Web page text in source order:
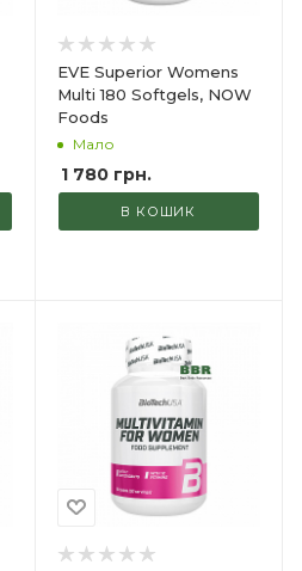
EVE Superior Womens
Multi 180 Softgels, NOW
Foods
Мало
1 780грн.
В КОШИК